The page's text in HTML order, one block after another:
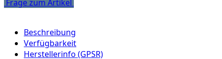
Frage zum Artikel
Beschreibung
Verfügbarkeit
Herstellerinfo (GPSR)